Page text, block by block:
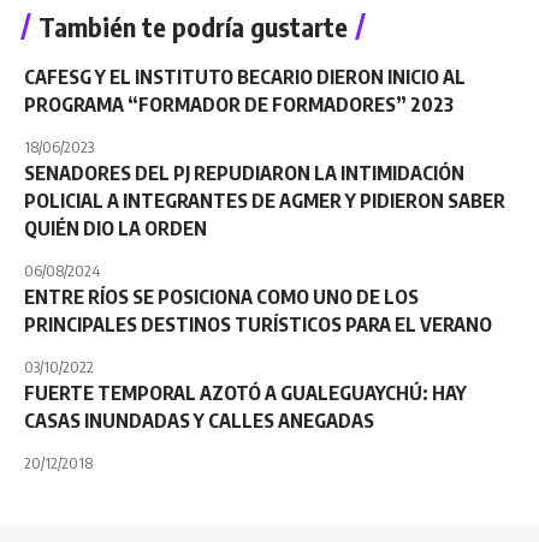
También te podría gustarte
CAFESG Y EL INSTITUTO BECARIO DIERON INICIO AL
PROGRAMA “FORMADOR DE FORMADORES” 2023
18/06/2023
SENADORES DEL PJ REPUDIARON LA INTIMIDACIÓN
POLICIAL A INTEGRANTES DE AGMER Y PIDIERON SABER
QUIÉN DIO LA ORDEN
06/08/2024
ENTRE RÍOS SE POSICIONA COMO UNO DE LOS
PRINCIPALES DESTINOS TURÍSTICOS PARA EL VERANO
03/10/2022
FUERTE TEMPORAL AZOTÓ A GUALEGUAYCHÚ: HAY
CASAS INUNDADAS Y CALLES ANEGADAS
20/12/2018